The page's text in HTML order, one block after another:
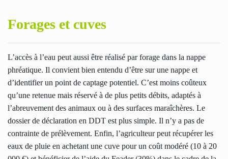
Forages et cuves
L’accès à l’eau peut aussi être réalisé par forage dans la nappe
phréatique. Il convient bien entendu d’être sur une nappe et
d’identifier un point de captage potentiel. C’est moins coûteux
qu’une retenue mais réservé à de plus petits débits, adaptés à
l’abreuvement des animaux ou à des surfaces maraîchères. Le
dossier de déclaration en DDT est plus simple. Il n’y a pas de
contrainte de prélèvement. Enfin, l’agriculteur peut récupérer les
eaux de pluie en achetant une cuve pour un coût modéré (10 à 20